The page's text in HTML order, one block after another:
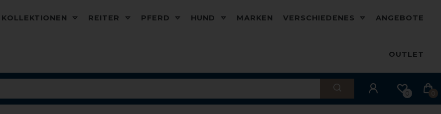
KOLLEKTIONEN REITER PFERD HUND MARKEN VERSCHIEDENES ANGEBOTE
OUTLET
0 0